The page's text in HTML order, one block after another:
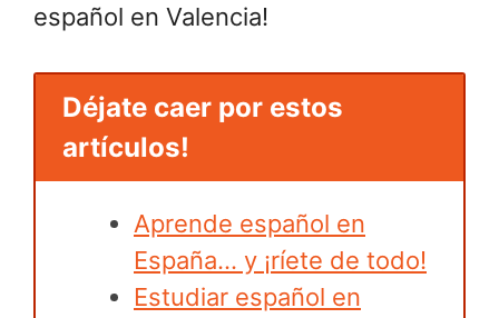
español en Valencia!
Déjate caer por estos
artículos!
Aprende español en
España… y ¡ríete de todo!
Estudiar español en